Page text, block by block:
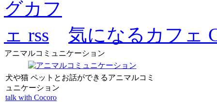
気になるカフェ
アニマルコミュニケーション
犬や猫 ペットとお話ができるアニマルコミ
ュニケーション
talk with Cocoro